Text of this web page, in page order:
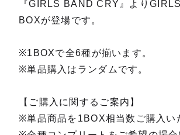
『GIRLS BAND CRY』より
BOXが登場です。
※1BOXで全6種が揃います。
※単品購入はランダムです。
【ご購入に関するご案内】
※単品商品を1BOX相当数ご購入い